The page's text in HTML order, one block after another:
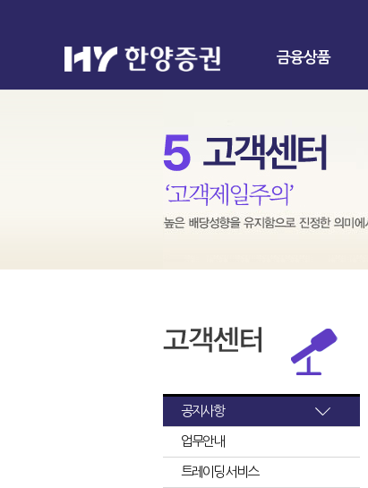
금융상품
공지사항
업무안내
트레이딩 서비스